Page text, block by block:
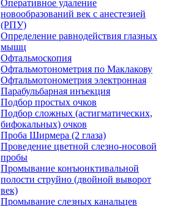
Оперативное удаление
новообразований век с анестезией
(РПУ)
Определение равнодействия глазных
мышц
Офтальмоскопия
Офтальмотонометрия по Маклакову
Офтальмотонометрия электронная
Парабульбарная инъекция
Подбор простых очков
Подбор сложных (астигматических,
бифокальных) очков
Проба Ширмера (2 глаза)
Проведение цветной слезно-носовой
пробы
Промывание конъюнктивальной
полости струйно (двойной выворот
век)
Промывание слезных канальцев